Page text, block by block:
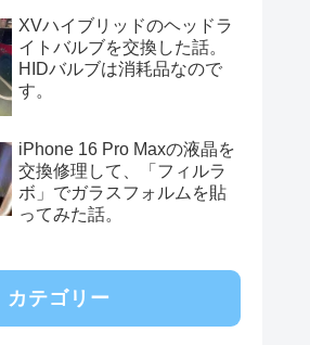
XVハイブリッドのヘッドラ
イトバルブを交換した話。
HIDバルブは消耗品なので
す。
iPhone 16 Pro Maxの液晶を
交換修理して、「フィルラ
ボ」でガラスフォルムを貼
ってみた話。
カテゴリー